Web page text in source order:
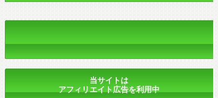
当サイトは
アフィリエイト広告を利用中